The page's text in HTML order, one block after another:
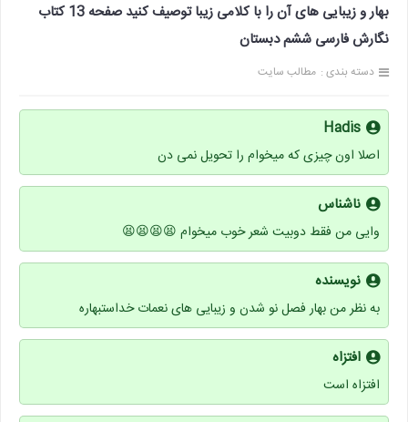
بهار و زیبایی های آن را با کلامی زیبا توصیف کنید صفحه 13 کتاب
نگارش فارسی ششم دبستان
دسته بندی : مطالب سایت
Hadis
اصلا اون چیزی که میخوام را تحویل نمی دن
ناشناس
وایی من فقط دوبیت شعر خوب میخوام 😫😫😫😫
نویسنده
به نظر من بهار فصل نو شدن و زیبایی های نعمات خداستبهاره
افتزاه
افتزاه است